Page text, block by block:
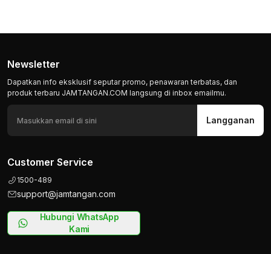
Newsletter
Dapatkan info eksklusif seputar promo, penawaran terbatas, dan
produk terbaru JAMTANGAN.COM langsung di inbox emailmu.
Langganan
Customer Service
1500-489
support@jamtangan.com
Hubungi WhatsApp
Kami